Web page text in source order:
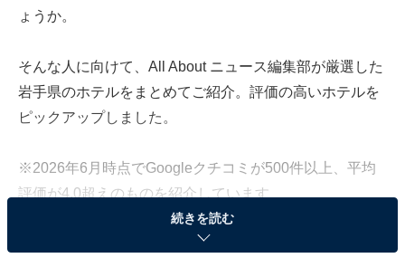
ょうか。
そんな人に向けて、All About ニュース編集部が厳選した
岩手県のホテルをまとめてご紹介。評価の高いホテルを
ピックアップしました。
※2026年6月時点でGoogleクチコミが500件以上、平均
評価が4.0超えのものを紹介しています
この記事の執筆者： All About ニュース お買
続きを読む